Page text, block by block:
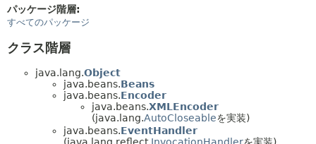
クラス
使用
階層ツリー
プレビュー
パッケージ階層:
すべてのパッケージ
クラス階層
java.lang.Object
java.beans.Beans
java.beans.Encoder
java.beans.XMLEncoder
(java.lang.AutoCloseableを実装)
java.beans.EventHandler
(java.lang.reflect.InvocationHandlerを実装)